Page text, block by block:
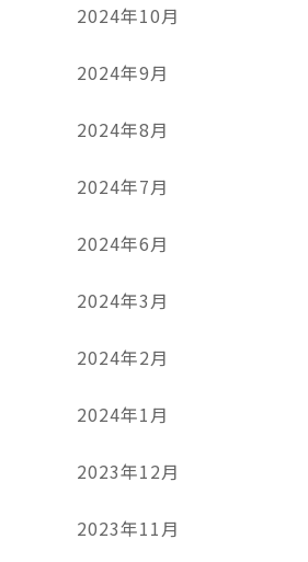
2024年10月
2024年9月
2024年8月
2024年7月
2024年6月
2024年3月
2024年2月
2024年1月
2023年12月
2023年11月